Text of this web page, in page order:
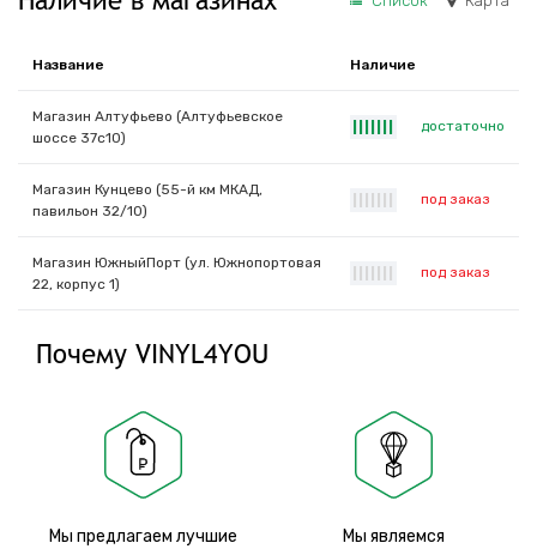
Название Наличие
Магазин Алтуфьево (Алтуфьевское
шоссе 37с10)
достаточно
Магазин Кунцево (55-й км МКАД,
павильон 32/10)
под заказ
Магазин ЮжныйПорт (ул. Южнопортовая
22, корпус 1)
под заказ
Почему VINYL4YOU
Мы предлагаем лучшие
Мы являемся